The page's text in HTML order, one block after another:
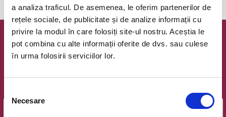
a analiza traficul. De asemenea, le oferim partenerilor de
rețele sociale, de publicitate și de analize informații cu
privire la modul în care folosiți site-ul nostru. Aceștia le
pot combina cu alte informații oferite de dvs. sau culese
în urma folosirii serviciilor lor.
consimțământului
Necesare
Newsletter @ Bilete.ro